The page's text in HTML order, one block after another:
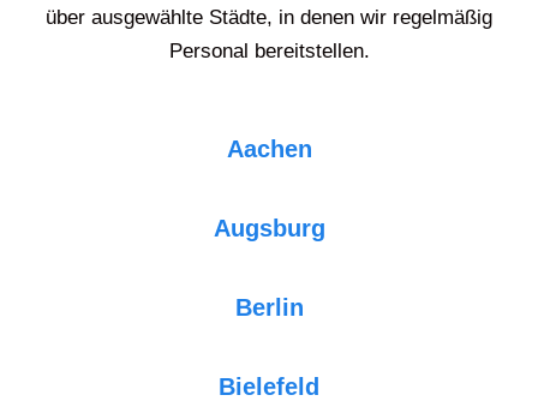
über ausgewählte Städte, in denen wir regelmäßig
Personal bereitstellen.
Aachen
Augsburg
Berlin
Bielefeld